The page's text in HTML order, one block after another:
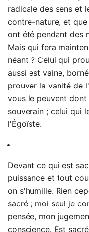
Devant ce qui est
puissance et tout
on s'humilie. Rien
sacré ; moi seul je
pensée, mon
conscience. Est